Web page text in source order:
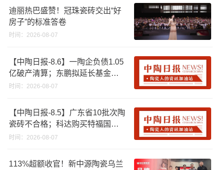
迪丽热巴盛赞！冠珠瓷砖交出“好
房子”的标准答卷
时间：2026-08-07
【中陶日报-8.6】一陶企负债1.05
亿破产清算；东鹏拟延长基金投
资期限；工信部开展建陶行业能
时间：2026-08-07
【中陶日报-8.5】广东省10批次陶
瓷砖不合格；科达购买特福国际
股份申请未通过；蒙娜丽莎5千万
破18亿元
时间：2026-08-07
113%超额收官！新中源陶瓷乌兰